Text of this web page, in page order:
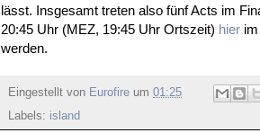
lässt. Insgesamt treten also fünf Acts im
20:45 Uhr (MEZ, 19:45 Uhr Ortszeit) hier
werden.
Eingestellt von Eurofire um 01:25
Labels: island